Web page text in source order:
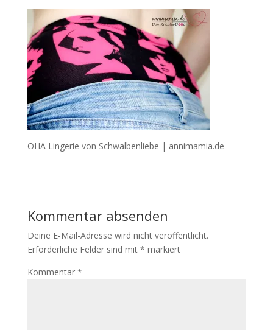
OHA Lingerie von Schwalbenliebe | annimamia.de
Kommentar absenden
Deine E-Mail-Adresse wird nicht veröffentlicht.
Erforderliche Felder sind mit * markiert
Kommentar *